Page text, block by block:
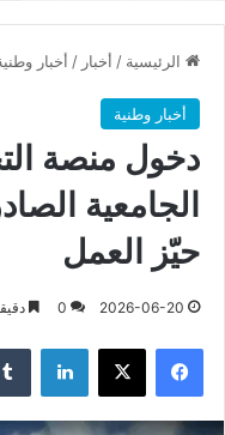
الرئيسية / أخبار / أخبار
أخبار وطنية
دخول منصة
الجامعية
حيّز العمل
2026-06-20
0
فيسبوك X